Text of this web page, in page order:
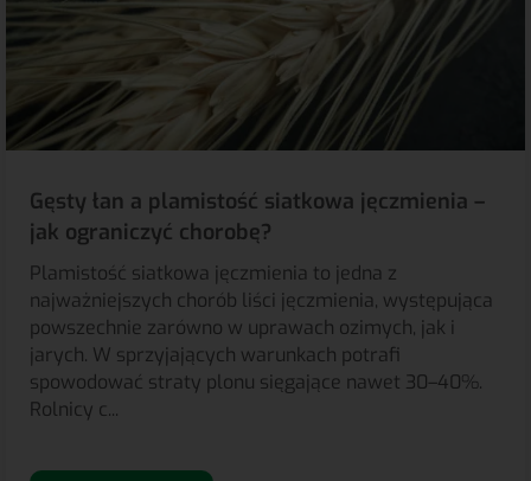
Gęsty łan a plamistość siatkowa jęczmienia –
jak ograniczyć chorobę?
Plamistość siatkowa jęczmienia to jedna z
najważniejszych chorób liści jęczmienia, występująca
powszechnie zarówno w uprawach ozimych, jak i
jarych. W sprzyjających warunkach potrafi
spowodować straty plonu sięgające nawet 30–40%.
Rolnicy c...